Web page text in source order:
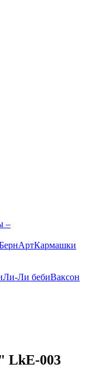
–
Кармашки
Ли-Ли бебиВаксон
LkE-003